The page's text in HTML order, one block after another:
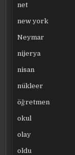
net
new york
Neymar
nijerya
nisan
nükleer
öğretmen
okul
olay
oldu